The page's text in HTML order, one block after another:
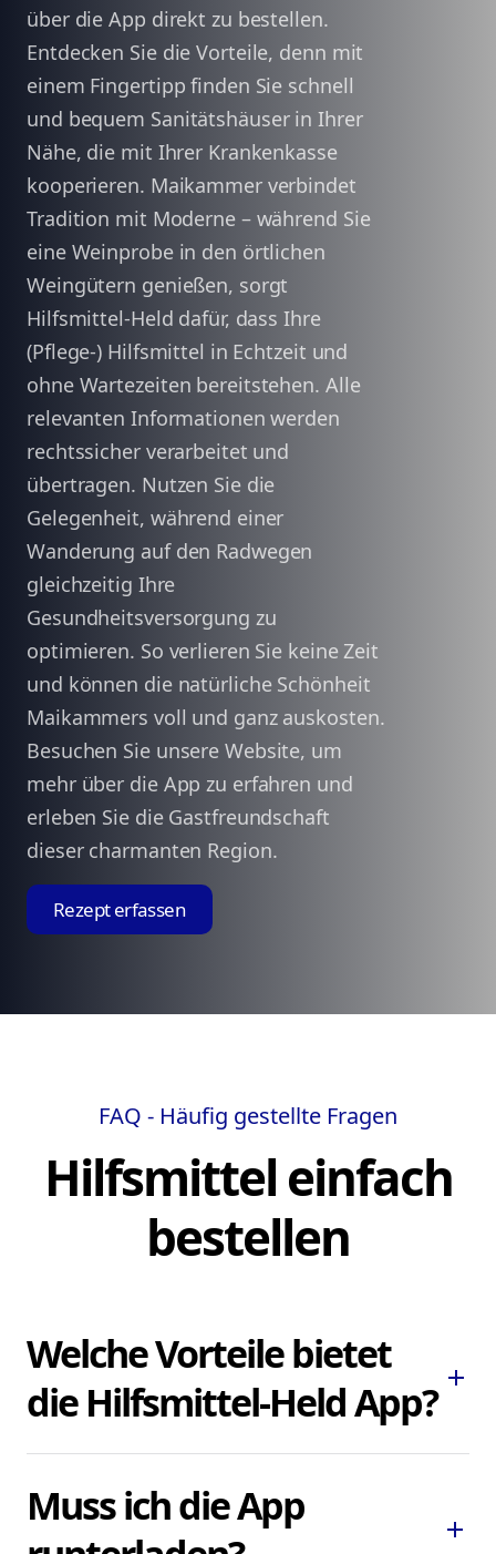
über die App direkt zu bestellen.
Entdecken Sie die Vorteile, denn mit
einem Fingertipp finden Sie schnell
und bequem Sanitätshäuser in Ihrer
Nähe, die mit Ihrer Krankenkasse
kooperieren. Maikammer verbindet
Tradition mit Moderne – während Sie
eine Weinprobe in den örtlichen
Weingütern genießen, sorgt
Hilfsmittel-Held dafür, dass Ihre
(Pflege-) Hilfsmittel in Echtzeit und
ohne Wartezeiten bereitstehen. Alle
relevanten Informationen werden
rechtssicher verarbeitet und
übertragen. Nutzen Sie die
Gelegenheit, während einer
Wanderung auf den Radwegen
gleichzeitig Ihre
Gesundheitsversorgung zu
optimieren. So verlieren Sie keine Zeit
und können die natürliche Schönheit
Maikammers voll und ganz auskosten.
Besuchen Sie unsere Website, um
mehr über die App zu erfahren und
erleben Sie die Gastfreundschaft
dieser charmanten Region.
Rezept erfassen
FAQ - Häufig gestellte Fragen
Hilfsmittel einfach
bestellen
Welche Vorteile bietet
die Hilfsmittel-Held App? add
Ihnen, dringend benötigte Pflegehilfsmittel
und Hilfsmittel schnell und bequem zu
Muss ich die App
add